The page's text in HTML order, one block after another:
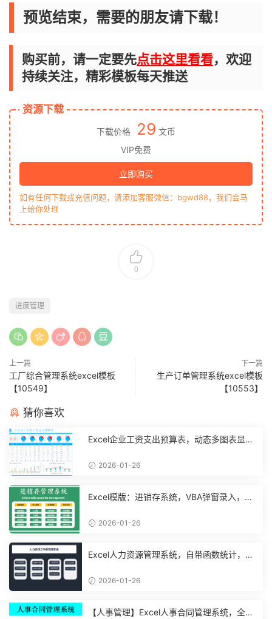
预览结束，需要的朋友请下载！
购买前，请一定要先点击这里看看，欢迎
持续关注，精彩模板每天推送
资源下载
下载价格 29 文币
VIP免费
立即购买
如有任何下载或充值问题，请添加客服微信：bgwd88，我们会马
上给你处理
0
进度管理
上一篇
工厂综合管理系统excel模板
【10549】
下一篇
生产订单管理系统excel模板
【10553】
猜你喜欢
Excel企业工资支出预算表，动态多图表显
2026-01-26
Excel模版：进销存系统，VBA弹窗录入，智
2026-01-26
Excel人力资源管理系统，自带函数统计，功
2026-01-26
【人事管理】Excel人事合同管理系统，全函